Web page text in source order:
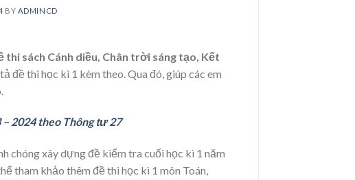
BY ADMINCD
thi sách Cánh diều, Chân trời sáng tạo, Kết
đề thi học kì 1 kèm theo. Qua đó, giúp các em
2024 theo Thông tư 27
chóng xây dựng đề kiểm tra cuối học kì 1 năm
tham khảo thêm đề thi học kì 1 môn Toán,